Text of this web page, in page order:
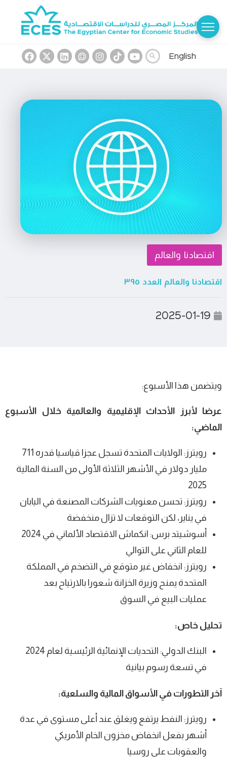
English
اقتصادنا والعالم
اقتصادنا والعالم العدد ٣٩٥
ويتضمن هذا الأسبوع:
عرضا لأبرز الأحداث الإقليمية والعالمية خلال الأسبوع
الماضي:
رويترز: الولايات المتحدة تسجل عجزا قياسيا قدره 711
مليار دولار في الأشهر الثلاثة الأولى من السنة المالية
2025
رويترز: تحسن معنويات الشركات المصنعة في اليابان
في يناير، لكن التوقعات لا تزال منخفضة
أسوشيتد برس: انكماش الاقتصاد الألماني في 2024
للعام الثاني على التوالي
رويترز: انخفاض غير متوقع في التضخم في المملكة
المتحدة يمنح وزيرة الخزانة شعورا بالارتياح بعد
عمليات البيع في السوق
تحليل خاص:
البنك الدولي: التحديات الإنمائية الرئيسية لعام 2024
في تسعة رسوم بيانية
آخر التطورات في الأسواق المالية والسلعية:
رويترز: النفط يرتفع ويغلق عند أعلى مستوى في عدة
أشهر بفعل انخفاض مخزون الخام الأمريكي
والعقوبات على روسيا